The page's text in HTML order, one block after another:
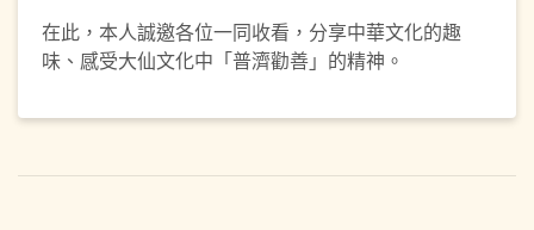
在此，本人誠邀各位一同收看，分享中華文化的趣
味、感受大仙文化中「普濟勸善」的精神。